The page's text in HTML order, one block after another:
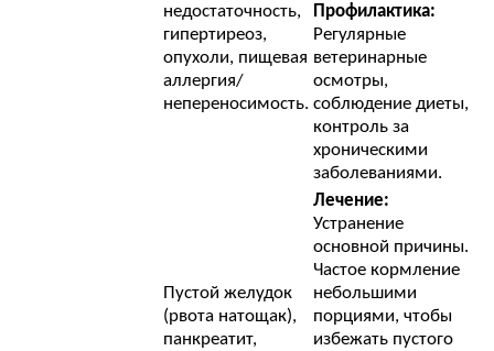
недостаточность,
гипертиреоз,
опухоли, пищевая
аллергия/
непереносимость.
Профилактика:
Регулярные
ветеринарные
осмотры,
соблюдение диеты,
контроль за
хроническими
заболеваниями.
Пустой желудок
(рвота натощак),
панкреатит,
Лечение:
Устранение
основной причины.
Частое кормление
небольшими
порциями, чтобы
избежать пустого